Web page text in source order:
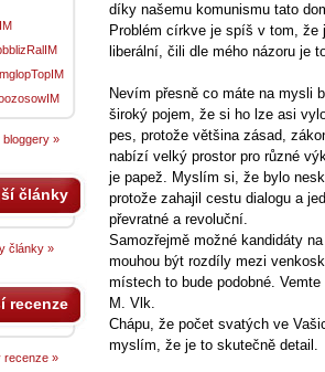
díky našemu komunismu tato
Problém církve je spíš v tom,
liberální, čili dle mého názoru je
Nevím přesně co máte na mysli
široký pojem, že si ho lze asi
pes, protože většina zásad,
nabízí velký prostor pro různé
je papež. Myslím si, že bylo
protože zahajil cestu dialogu a
převratné a revoluční.
Samozřejmě možné kandidáty
mouhou být rozdíly mezi
místech to bude podobné.
M. Vlk.
Chápu, že počet svatých ve
myslím, že je to skutečně detail.
»
články
články »
recenze
recenze »